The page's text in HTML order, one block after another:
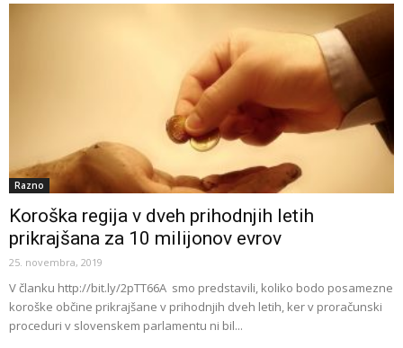
Razno
Koroška regija v dveh prihodnjih letih
prikrajšana za 10 milijonov evrov
25. novembra, 2019
V članku http://bit.ly/2pTT66A smo predstavili, koliko bodo posamezne
koroške občine prikrajšane v prihodnjih dveh letih, ker v proračunski
proceduri v slovenskem parlamentu ni bil...